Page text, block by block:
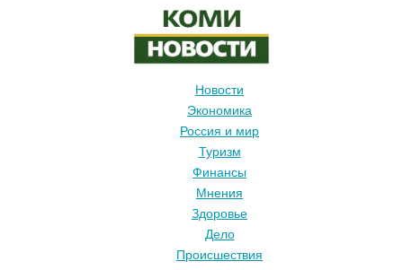
Новости
Экономика
Россия и мир
Туризм
Финансы
Мнения
Здоровье
Дело
Происшествия